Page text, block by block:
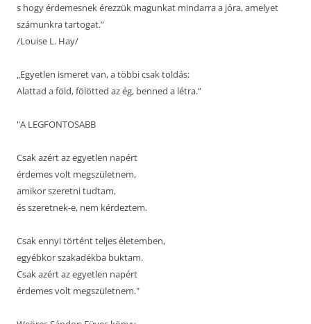
s hogy érdemesnek érezzük magunkat mindarra a jóra, amelyet
számunkra tartogat.”
/Louise L. Hay/
„Egyetlen ismeret van, a többi csak toldás:
Alattad a föld, fölötted az ég, benned a létra.”
"A LEGFONTOSABB
Csak azért az egyetlen napért
érdemes volt megszületnem,
amikor szeretni tudtam,
és szeretnek-e, nem kérdeztem.
Csak ennyi történt teljes életemben,
egyébkor szakadékba buktam.
Csak azért az egyetlen napért
érdemes volt megszületnem."